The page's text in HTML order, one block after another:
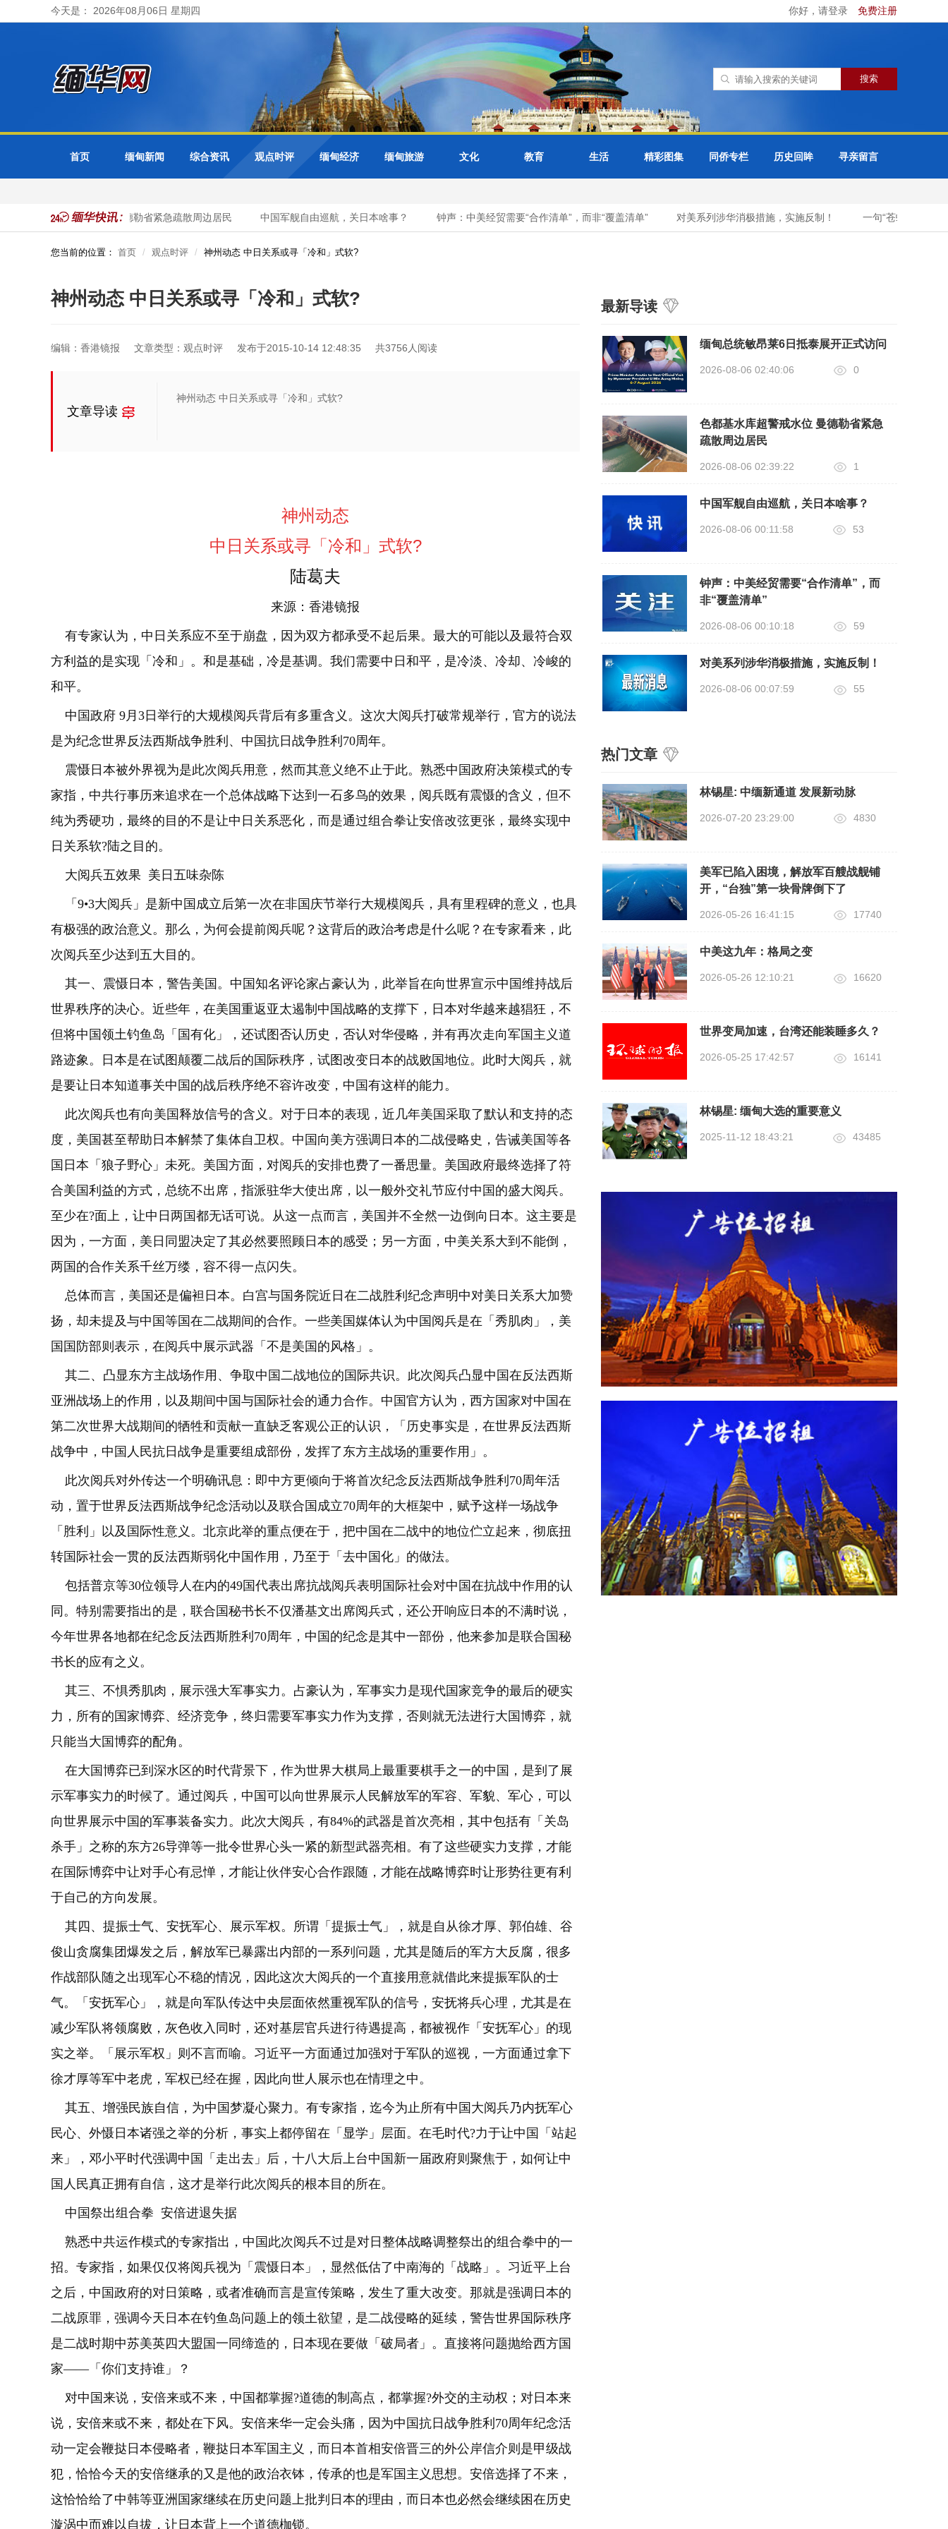
今天是： 2026年08月06日 星期四 你好，请登录 免费注册
首页 缅甸新闻 综合资讯 观点时评 缅甸经济 缅甸旅游 文化 教育 生活 精彩图集 同侨专栏 历史回眸 寻亲留言
都基水库超警戒水位 曼德勒省紧急疏散周边居民 中国军舰自由巡航，关日本啥事？ 钟声：中美经贸需要“合作清单”，而非“覆盖清单” 对美系列涉华消极措施，实施反制！ 一句“苍蝇碰壁”警告
您当前的位置： 首页 观点时评 神州动态 中日关系或寻「冷和」式软?
神州动态 中日关系或寻「冷和」式软?
编辑：香港镜报 文章类型：观点时评 发布于2015-10-14 12:48:35 共3756人阅读
文章导读
神州动态 中日关系或寻「冷和」式软?
神州动态
中日关系或寻「冷和」式软?
陆葛夫
来源：香港镜报
有专家认为，中日关系应不至于崩盘，因为双方都承受不起后果。最大的可能以及最符合双
方利益的是实现「冷和」。和是基础，冷是基调。我们需要中日和平，是冷淡、冷却、冷峻的
和平。
中国政府 9月3日举行的大规模阅兵背后有多重含义。这次大阅兵打破常规举行，官方的说法
是为纪念世界反法西斯战争胜利、中国抗日战争胜利70周年。
震慑日本被外界视为是此次阅兵用意，然而其意义绝不止于此。熟悉中国政府决策模式的专
家指，中共行事历来追求在一个总体战略下达到一石多鸟的效果，阅兵既有震慑的含义，但不
纯为秀硬功，最终的目的不是让中日关系恶化，而是通过组合拳让安倍改弦更张，最终实现中
日关系软?陆之目的。
大阅兵五效果 美日五味杂陈
「9•3大阅兵」是新中国成立后第一次在非国庆节举行大规模阅兵，具有里程碑的意义，也具
有极强的政治意义。那么，为何会提前阅兵呢？这背后的政治考虑是什么呢？在专家看来，此
次阅兵至少达到五大目的。
其一、震慑日本，警告美国。中国知名评论家占豪认为，此举旨在向世界宣示中国维持战后
世界秩序的决心。近些年，在美国重返亚太遏制中国战略的支撑下，日本对华越来越猖狂，不
但将中国领土钓鱼岛「国有化」，还试图否认历史，否认对华侵略，并有再次走向军国主义道
路迹象。日本是在试图颠覆二战后的国际秩序，试图改变日本的战败国地位。此时大阅兵，就
是要让日本知道事关中国的战后秩序绝不容许改变，中国有这样的能力。
此次阅兵也有向美国释放信号的含义。对于日本的表现，近几年美国采取了默认和支持的态
度，美国甚至帮助日本解禁了集体自卫权。中国向美方强调日本的二战侵略史，告诫美国等各
国日本「狼子野心」未死。美国方面，对阅兵的安排也费了一番思量。美国政府最终选择了符
合美国利益的方式，总统不出席，指派驻华大使出席，以一般外交礼节应付中国的盛大阅兵。
至少在?面上，让中日两国都无话可说。从这一点而言，美国并不全然一边倒向日本。这主要是
因为，一方面，美日同盟决定了其必然要照顾日本的感受；另一方面，中美关系大到不能倒，
两国的合作关系千丝万缕，容不得一点闪失。
总体而言，美国还是偏袒日本。白宫与国务院近日在二战胜利纪念声明中对美日关系大加赞
扬，却未提及与中国等国在二战期间的合作。一些美国媒体认为中国阅兵是在「秀肌肉」，美
国国防部则表示，在阅兵中展示武器「不是美国的风格」。
其二、凸显东方主战场作用、争取中国二战地位的国际共识。此次阅兵凸显中国在反法西斯
亚洲战场上的作用，以及期间中国与国际社会的通力合作。中国官方认为，西方国家对中国在
第二次世界大战期间的牺牲和贡献一直缺乏客观公正的认识，「历史事实是，在世界反法西斯
战争中，中国人民抗日战争是重要组成部份，发挥了东方主战场的重要作用」。
此次阅兵对外传达一个明确讯息：即中方更倾向于将首次纪念反法西斯战争胜利70周年活
动，置于世界反法西斯战争纪念活动以及联合国成立70周年的大框架中，赋予这样一场战争
「胜利」以及国际性意义。北京此举的重点便在于，把中国在二战中的地位伫立起来，彻底扭
转国际社会一贯的反法西斯弱化中国作用，乃至于「去中国化」的做法。
包括普京等30位领导人在内的49国代表出席抗战阅兵表明国际社会对中国在抗战中作用的认
同。特别需要指出的是，联合国秘书长不仅潘基文出席阅兵式，还公开响应日本的不满时说，
今年世界各地都在纪念反法西斯胜利70周年，中国的纪念是其中一部份，他来参加是联合国秘
书长的应有之义。
其三、不惧秀肌肉，展示强大军事实力。占豪认为，军事实力是现代国家竞争的最后的硬实
力，所有的国家博弈、经济竞争，终归需要军事实力作为支撑，否则就无法进行大国博弈，就
只能当大国博弈的配角。
在大国博弈已到深水区的时代背景下，作为世界大棋局上最重要棋手之一的中国，是到了展
示军事实力的时候了。通过阅兵，中国可以向世界展示人民解放军的军容、军貌、军心，可以
向世界展示中国的军事装备实力。此次大阅兵，有84%的武器是首次亮相，其中包括有「关岛
杀手」之称的东方26导弹等一批令世界心头一紧的新型武器亮相。有了这些硬实力支撑，才能
在国际博弈中让对手心有忌惮，才能让伙伴安心合作跟随，才能在战略博弈时让形势往更有利
于自己的方向发展。
其四、提振士气、安抚军心、展示军权。所谓「提振士气」，就是自从徐才厚、郭伯雄、谷
俊山贪腐集团爆发之后，解放军已暴露出内部的一系列问题，尤其是随后的军方大反腐，很多
作战部队随之出现军心不稳的情况，因此这次大阅兵的一个直接用意就借此来提振军队的士
气。「安抚军心」，就是向军队传达中央层面依然重视军队的信号，安抚将兵心理，尤其是在
减少军队将领腐败，灰色收入同时，还对基层官兵进行待遇提高，都被视作「安抚军心」的现
实之举。「展示军权」则不言而喻。习近平一方面通过加强对于军队的巡视，一方面通过拿下
徐才厚等军中老虎，军权已经在握，因此向世人展示也在情理之中。
其五、增强民族自信，为中国梦凝心聚力。有专家指，迄今为止所有中国大阅兵乃内抚军心
民心、外慑日本诸强之举的分析，事实上都停留在「显学」层面。在毛时代?力于让中国「站起
来」，邓小平时代强调中国「走出去」后，十八大后上台中国新一届政府则聚焦于，如何让中
国人民真正拥有自信，这才是举行此次阅兵的根本目的所在。
中国祭出组合拳 安倍进退失据
熟悉中共运作模式的专家指出，中国此次阅兵不过是对日整体战略调整祭出的组合拳中的一
招。专家指，如果仅仅将阅兵视为「震慑日本」，显然低估了中南海的「战略」。习近平上台
之后，中国政府的对日策略，或者准确而言是宣传策略，发生了重大改变。那就是强调日本的
二战原罪，强调今天日本在钓鱼岛问题上的领土欲望，是二战侵略的延续，警告世界国际秩序
是二战时期中苏美英四大盟国一同缔造的，日本现在要做「破局者」。直接将问题抛给西方国
家——「你们支持谁」？
对中国来说，安倍来或不来，中国都掌握?道德的制高点，都掌握?外交的主动权；对日本来
说，安倍来或不来，都处在下风。安倍来华一定会头痛，因为中国抗日战争胜利70周年纪念活
动一定会鞭挞日本侵略者，鞭挞日本军国主义，而日本首相安倍晋三的外公岸信介则是甲级战
犯，恰恰今天的安倍继承的又是他的政治衣钵，传承的也是军国主义思想。安倍选择了不来，
这恰恰给了中韩等亚洲国家继续在历史问题上批判日本的理由，而日本也必然会继续困在历史
漩涡中而难以自拔，让日本背上一个道德枷锁。
最新导读
缅甸总统敏昂莱6日抵泰展开正式访问
2026-08-06 02:40:06 0
色都基水库超警戒水位 曼德勒省紧急
疏散周边居民
2026-08-06 02:39:22 1
中国军舰自由巡航，关日本啥事？
2026-08-06 00:11:58 53
钟声：中美经贸需要“合作清单”，而
非“覆盖清单”
2026-08-06 00:10:18 59
对美系列涉华消极措施，实施反制！
2026-08-06 00:07:59 55
热门文章
​林锡星: 中缅新通道 发展新动脉
2026-07-20 23:29:00 4830
美军已陷入困境，解放军百艘战舰铺
开，“台独”第一块骨牌倒下了
2026-05-26 16:41:15 17740
中美这九年：格局之变
2026-05-26 12:10:21 16620
世界变局加速，台湾还能装睡多久？
2026-05-25 17:42:57 16141
林锡星: 缅甸大选的重要意义
2025-11-12 18:43:21 43485